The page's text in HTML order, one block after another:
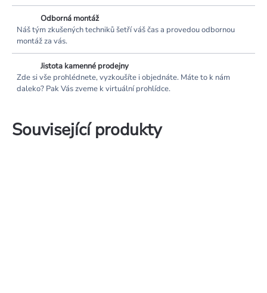
Odborná montáž
Náš tým zkušených techniků šetří váš čas a provedou odbornou
montáž za vás.
Jistota kamenné prodejny
Zde si vše prohlédnete, vyzkoušíte i objednáte. Máte to k nám
daleko? Pak Vás zveme k virtuální prohlídce.
Související produkty